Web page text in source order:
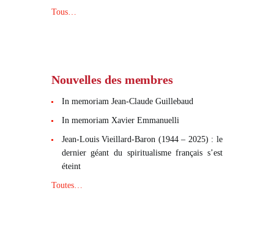
Tous…
Nouvelles des membres
In memoriam Jean-Claude Guillebaud
In memoriam Xavier Emmanuelli
Jean-Louis Vieillard-Baron (1944 – 2025) : le
dernier géant du spiritualisme français s’est
éteint
Toutes…